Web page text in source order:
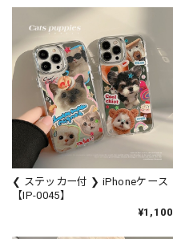
❮ ステッカー付 ❯ iPhoneケース
【IP-0045】
¥1,100